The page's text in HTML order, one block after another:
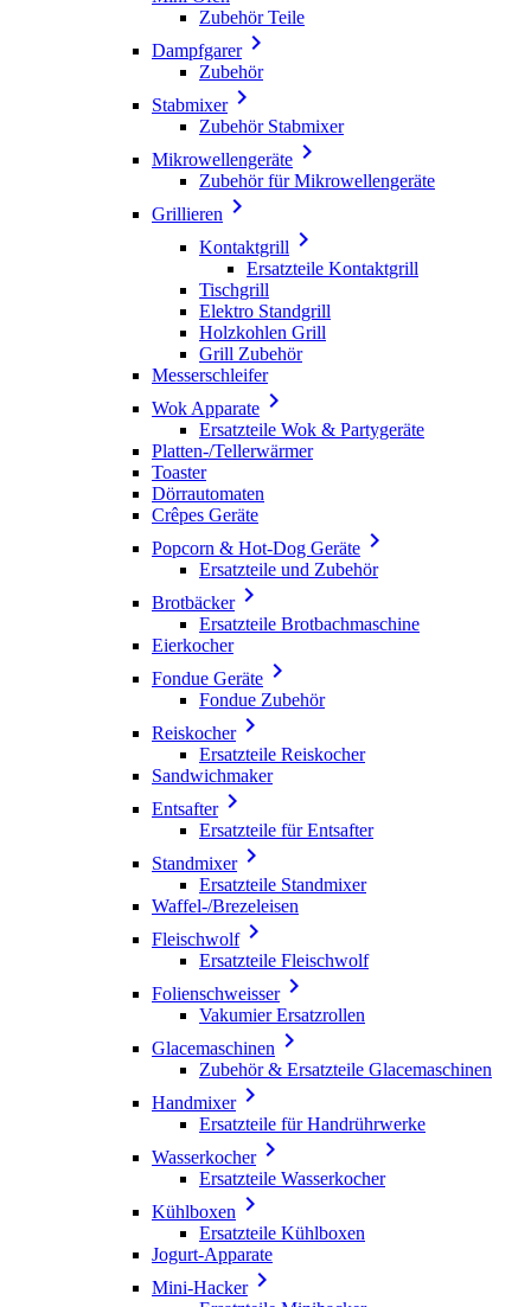
Zubehör Teile
Dampfgarer
Zubehör
Stabmixer
Zubehör Stabmixer
Mikrowellengeräte 
Zubehör für Mikrowellengeräte
Grillieren 
Kontaktgrill 
Ersatzteile Kontaktgrill
Tischgrill
Elektro Standgrill
Holzkohlen Grill
Grill Zubehör
Messerschleifer
Wok Apparate 
Ersatzteile Wok & Partygeräte
Platten-/Tellerwärmer
Toaster
Dörrautomaten
Crêpes Geräte
Popcorn & Hot-Dog Geräte 
Ersatzteile und Zubehör
Brotbäcker
Ersatzteile Brotbachmaschine
Eierkocher
Fondue Geräte 
Fondue Zubehör
Reiskocher
Ersatzteile Reiskocher
Sandwichmaker
Entsafter
Ersatzteile für Entsafter
Standmixer
Ersatzteile Standmixer
Waffel-/Brezeleisen
Fleischwolf
Ersatzteile Fleischwolf
Folienschweisser
Vakumier Ersatzrollen
Glacemaschinen 
Zubehör & Ersatzteile Glacemaschinen
Handmixer
Ersatzteile für Handrührwerke
Wasserkocher
Ersatzteile Wasserkocher
Kühlboxen 
Ersatzteile Kühlboxen
Jogurt-Apparate
Mini-Hacker